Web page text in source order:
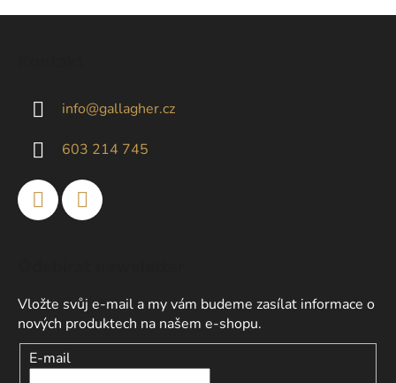
info@gallagher.cz
603 214 745
Vložte svůj e-mail a my vám budeme zasílat informace o
nových produktech na našem e-shopu.
E-mail